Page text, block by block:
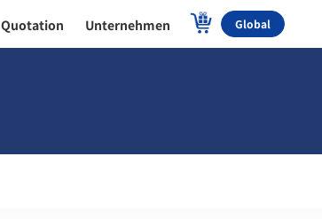
Quotation Unternehmen Global